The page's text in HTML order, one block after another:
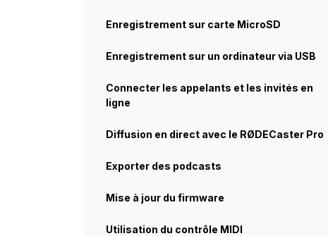
Enregistrement sur carte MicroSD
Enregistrement sur un ordinateur via USB
Connecter les appelants et les invités en
ligne
Diffusion en direct avec le RØDECaster Pro
Exporter des podcasts
Mise à jour du firmware
Utilisation du contrôle MIDI